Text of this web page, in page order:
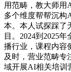
用范畴，教大师用
多个维度帮帮沉构
本。本人试探踩了
目。2024到2025
播行业，课程内容
及时，营业范畴专
域开展AI相关培训